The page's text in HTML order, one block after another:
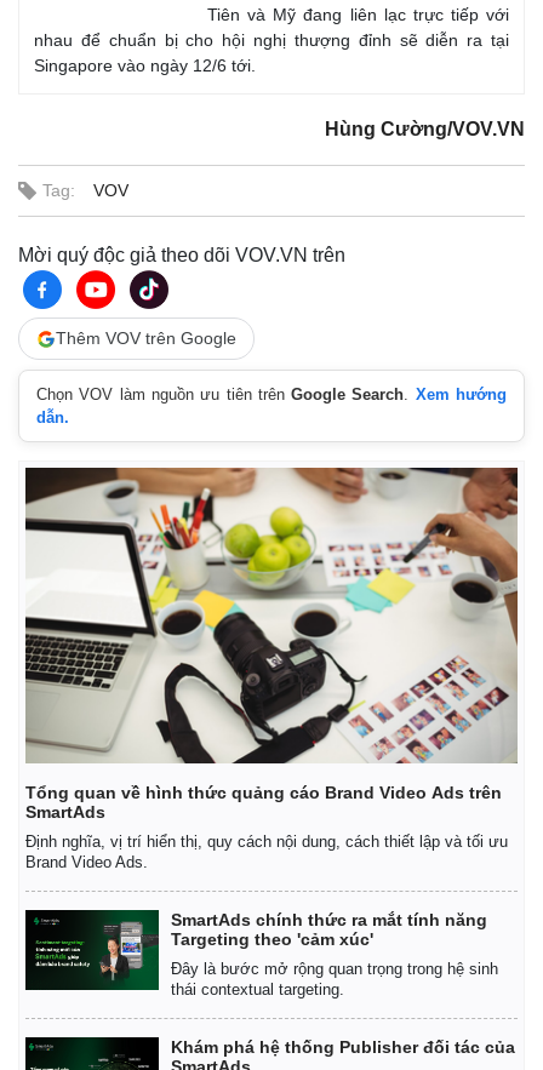
Tiên và Mỹ đang liên lạc trực tiếp với
nhau để chuẩn bị cho hội nghị thượng đỉnh sẽ diễn ra tại
Singapore vào ngày 12/6 tới.
Hùng Cường/VOV.VN
Tag: VOV
Mời quý độc giả theo dõi VOV.VN trên
Thêm VOV trên Google
Chọn VOV làm nguồn ưu tiên trênGoogle Search. Xem hướng
dẫn.
Tổng quan về hình thức quảng cáo Brand Video Ads trên
SmartAds
Định nghĩa, vị trí hiển thị, quy cách nội dung, cách thiết lập và tối ưu
Brand Video Ads.
SmartAds chính thức ra mắt tính năng
Targeting theo 'cảm xúc'
Đây là bước mở rộng quan trọng trong hệ sinh
thái contextual targeting.
Khám phá hệ thống Publisher đối tác của
SmartAds